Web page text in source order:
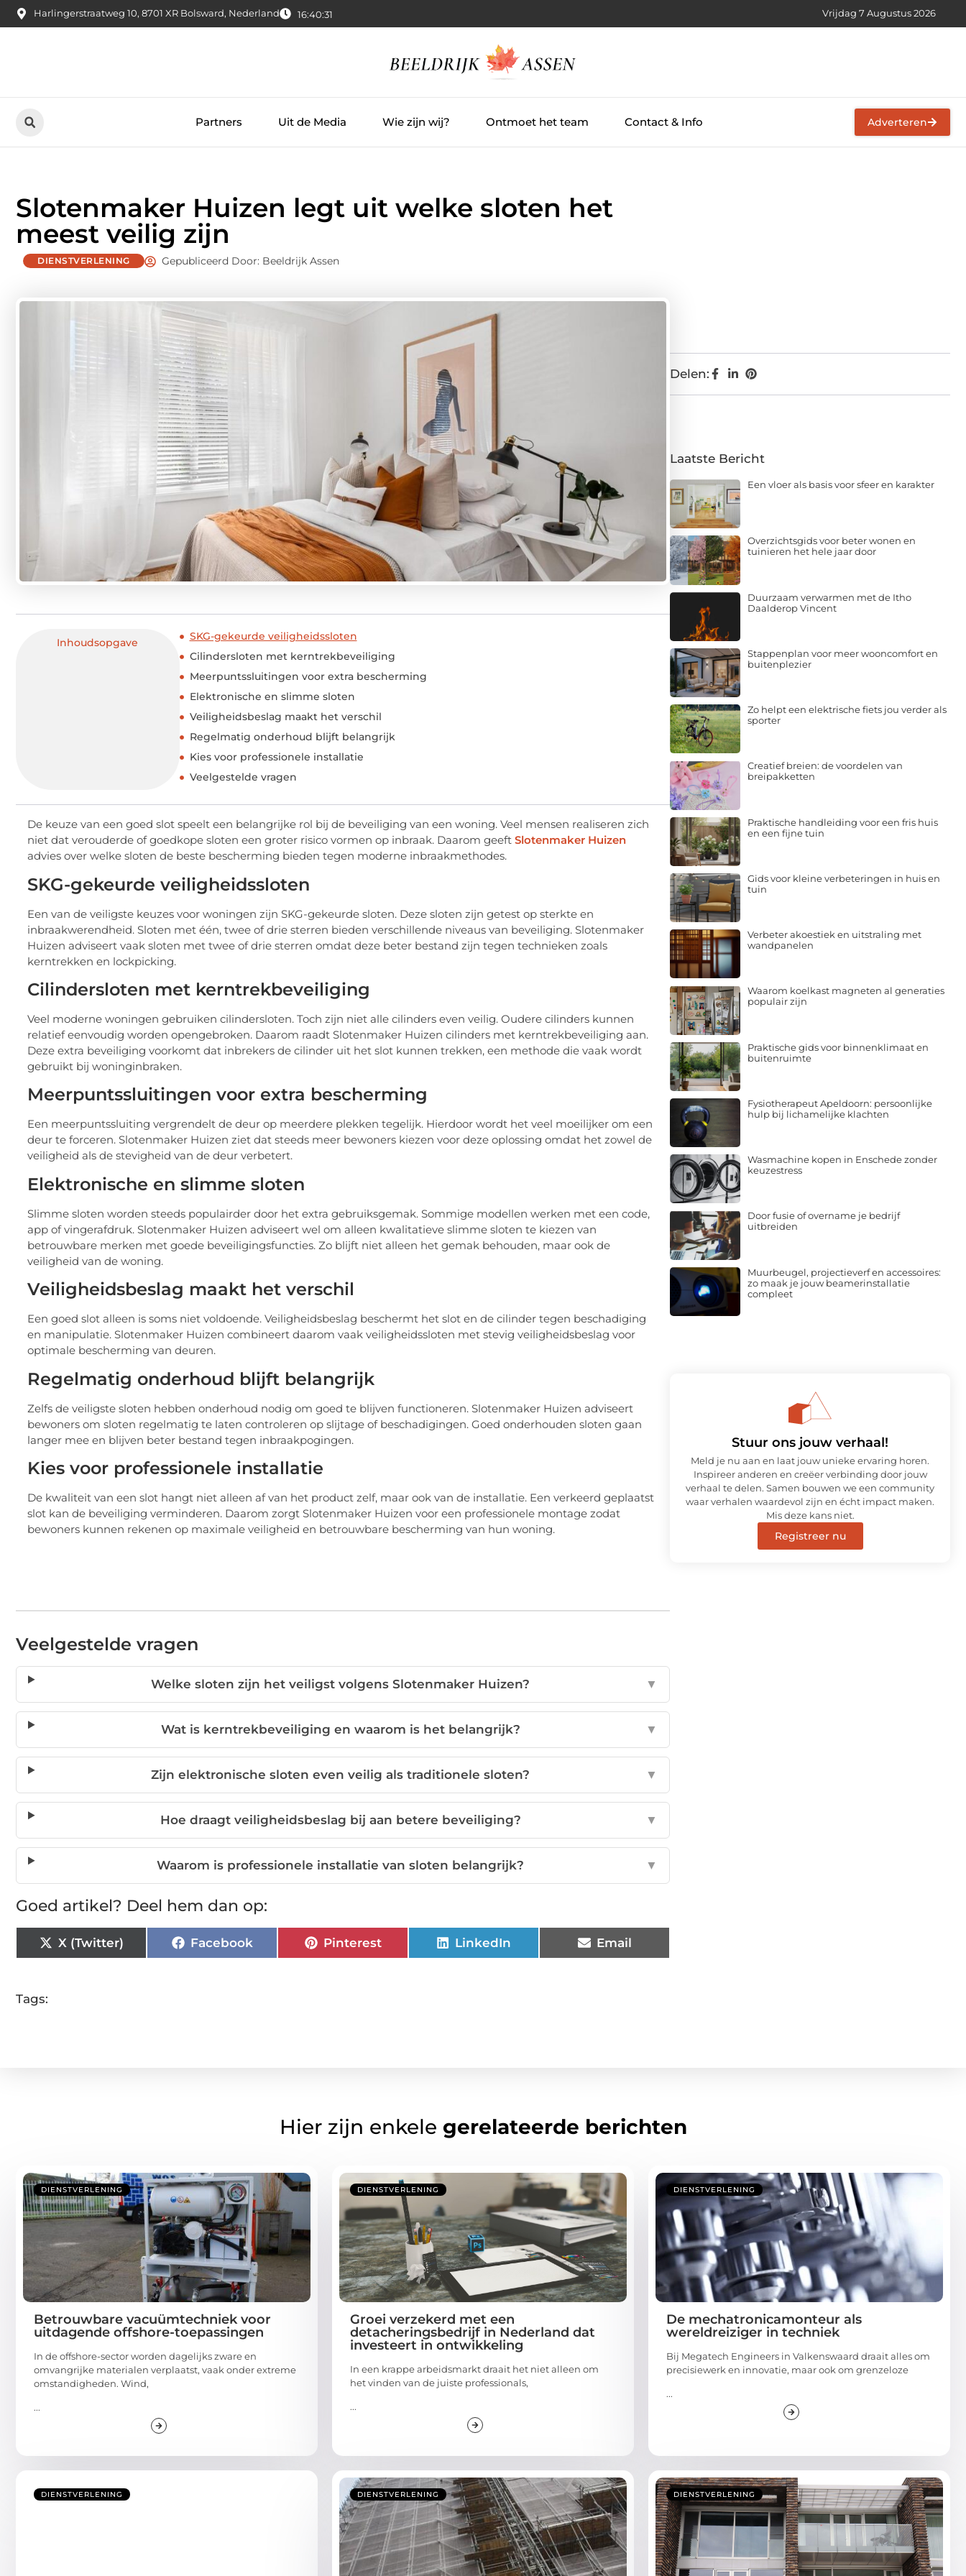
Harlingerstraatweg 10, 8701 XR Bolsward, Nederland 16:40:32 Vrijdag 7 Augustus 2026
Partners Uit de Media Wie zijn wij? Ontmoet het team Contact & Info Adverteren
Slotenmaker Huizen legt uit welke sloten het
meest veilig zijn
DIENSTVERLENING Gepubliceerd Door: Beeldrijk Assen
Inhoudsopgave
SKG-gekeurde veiligheidssloten
Cilindersloten met kerntrekbeveiliging
Meerpuntssluitingen voor extra bescherming
Elektronische en slimme sloten
Veiligheidsbeslag maakt het verschil
Regelmatig onderhoud blijft belangrijk
Kies voor professionele installatie
Veelgestelde vragen
De keuze van een goed slot speelt een belangrijke rol bij de beveiliging van een woning. Veel mensen realiseren zich
niet dat verouderde of goedkope sloten een groter risico vormen op inbraak. Daarom geeft Slotenmaker Huizen
advies over welke sloten de beste bescherming bieden tegen moderne inbraakmethodes.
SKG-gekeurde veiligheidssloten
Een van de veiligste keuzes voor woningen zijn SKG-gekeurde sloten. Deze sloten zijn getest op sterkte en
inbraakwerendheid. Sloten met één, twee of drie sterren bieden verschillende niveaus van beveiliging. Slotenmaker
Huizen adviseert vaak sloten met twee of drie sterren omdat deze beter bestand zijn tegen technieken zoals
kerntrekken en lockpicking.
Cilindersloten met kerntrekbeveiliging
Veel moderne woningen gebruiken cilindersloten. Toch zijn niet alle cilinders even veilig. Oudere cilinders kunnen
relatief eenvoudig worden opengebroken. Daarom raadt Slotenmaker Huizen cilinders met kerntrekbeveiliging aan.
Deze extra beveiliging voorkomt dat inbrekers de cilinder uit het slot kunnen trekken, een methode die vaak wordt
gebruikt bij woninginbraken.
Meerpuntssluitingen voor extra bescherming
Een meerpuntssluiting vergrendelt de deur op meerdere plekken tegelijk. Hierdoor wordt het veel moeilijker om een
deur te forceren. Slotenmaker Huizen ziet dat steeds meer bewoners kiezen voor deze oplossing omdat het zowel de
veiligheid als de stevigheid van de deur verbetert.
Elektronische en slimme sloten
Slimme sloten worden steeds populairder door het extra gebruiksgemak. Sommige modellen werken met een code,
app of vingerafdruk. Slotenmaker Huizen adviseert wel om alleen kwalitatieve slimme sloten te kiezen van
betrouwbare merken met goede beveiligingsfuncties. Zo blijft niet alleen het gemak behouden, maar ook de
veiligheid van de woning.
Veiligheidsbeslag maakt het verschil
Een goed slot alleen is soms niet voldoende. Veiligheidsbeslag beschermt het slot en de cilinder tegen beschadiging
en manipulatie. Slotenmaker Huizen combineert daarom vaak veiligheidssloten met stevig veiligheidsbeslag voor
optimale bescherming van deuren.
Regelmatig onderhoud blijft belangrijk
Zelfs de veiligste sloten hebben onderhoud nodig om goed te blijven functioneren. Slotenmaker Huizen adviseert
bewoners om sloten regelmatig te laten controleren op slijtage of beschadigingen. Goed onderhouden sloten gaan
langer mee en blijven beter bestand tegen inbraakpogingen.
Kies voor professionele installatie
De kwaliteit van een slot hangt niet alleen af van het product zelf, maar ook van de installatie. Een verkeerd geplaatst
slot kan de beveiliging verminderen. Daarom zorgt Slotenmaker Huizen voor een professionele montage zodat
bewoners kunnen rekenen op maximale veiligheid en betrouwbare bescherming van hun woning.
Veelgestelde vragen
Welke sloten zijn het veiligst volgens Slotenmaker Huizen? ▼
Wat is kerntrekbeveiliging en waarom is het belangrijk? ▼
Zijn elektronische sloten even veilig als traditionele sloten? ▼
Hoe draagt veiligheidsbeslag bij aan betere beveiliging? ▼
Waarom is professionele installatie van sloten belangrijk? ▼
Goed artikel? Deel hem dan op:
X (Twitter) Facebook Pinterest LinkedIn Email
Tags:
Delen:
Laatste Bericht
Een vloer als basis voor sfeer en karakter
Overzichtsgids voor beter wonen en
tuinieren het hele jaar door
Duurzaam verwarmen met de Itho
Daalderop Vincent
Stappenplan voor meer wooncomfort en
buitenplezier
Zo helpt een elektrische fiets jou verder als
sporter
Creatief breien: de voordelen van
breipakketten
Praktische handleiding voor een fris huis
en een fijne tuin
Gids voor kleine verbeteringen in huis en
tuin
Verbeter akoestiek en uitstraling met
wandpanelen
Waarom koelkast magneten al generaties
populair zijn
Praktische gids voor binnenklimaat en
buitenruimte
Fysiotherapeut Apeldoorn: persoonlijke
hulp bij lichamelijke klachten
Wasmachine kopen in Enschede zonder
keuzestress
Door fusie of overname je bedrijf
uitbreiden
Muurbeugel, projectieverf en accessoires:
zo maak je jouw beamerinstallatie
compleet
Stuur ons jouw verhaal!
Meld je nu aan en laat jouw unieke ervaring horen.
Inspireer anderen en creëer verbinding door jouw
verhaal te delen. Samen bouwen we een community
waar verhalen waardevol zijn en écht impact maken.
Mis deze kans niet.
Registreer nu
Hier zijn enkele gerelateerde berichten
DIENSTVERLENING
Betrouwbare vacuümtechniek voor
uitdagende offshore-toepassingen
In de offshore-sector worden dagelijks zware en
omvangrijke materialen verplaatst, vaak onder extreme
omstandigheden. Wind,
...
DIENSTVERLENING
Groei verzekerd met een
detacheringsbedrijf in Nederland dat
investeert in ontwikkeling
In een krappe arbeidsmarkt draait het niet alleen om
het vinden van de juiste professionals,
...
DIENSTVERLENING
De mechatronicamonteur als
wereldreiziger in techniek
Bij Megatech Engineers in Valkenswaard draait alles om
precisiewerk en innovatie, maar ook om grenzeloze
...
DIENSTVERLENING DIENSTVERLENING DIENSTVERLENING